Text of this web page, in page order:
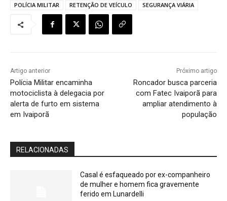
POLÍCIA MILITAR
RETENÇÃO DE VEÍCULO SEGURANÇA VIÁRIA
Artigo anterior
Polícia Militar encaminha
motociclista à delegacia por
alerta de furto em sistema
em Ivaiporã
Próximo artigo
Roncador busca parceria
com Fatec Ivaiporã para
ampliar atendimento à
população
RELACIONADAS
Casal é esfaqueado por ex-companheiro
de mulher e homem fica gravemente
ferido em Lunardelli